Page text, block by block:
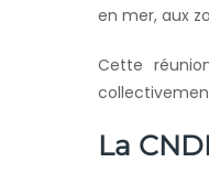
en mer, aux
Cette
La